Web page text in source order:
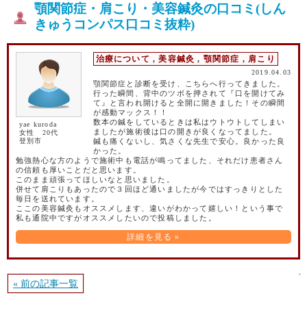
顎関節症・肩こり・美容鍼灸の口コミ(しん
きゅうコンパス口コミ抜粋)
yae kuroda
女性 20代
登別市
治療について ,美容鍼灸 , 顎関節症 , 肩こり
2019.04.03
顎関節症と診断を受け、こちらへ行ってきました。
行った瞬間、背中のツボを押されて『口を開けてみ
て』と言われ開けると全開に開きました！その瞬間
が感動マックス！！
数本の鍼をしているときは私はウトウトしてしまい
ましたが施術後は口の開きが良くなってました。
鍼も痛くないし、気さくな先生で安心。良かった良
かった。
勉強熱心な方のようで施術中も電話が鳴ってました、それだけ患者さん
の信頼も厚いことだと思います。
このまま頑張ってほしいなと思いました。
併せて肩こりもあったので３回ほど通いましたが今ではすっきりとした
毎日を送れています。
ここの美容鍼灸もオススメします、違いがわかって嬉しい！という事で
私も通院中ですがオススメしたいので投稿しました。
詳細を見る »
« 前の記事一覧